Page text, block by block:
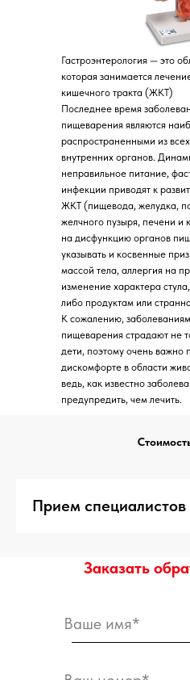
Гастроэнтерология — это
которая занимается
кишечного тракта (ЖКТ)
Последнее время
пищеварения являются
распространенными из
внутренних органов.
неправильное питание,
инфекции приводят к
ЖКТ (пищевода, желудка,
желчного пузыря, печени и
на дисфункцию органов
указывать и косвенные
массой тела, аллергия на
изменение характера
либо продуктам или
К сожалению,
пищеварения страдают не
дети, поэтому очень
дискомфорте в области
ведь, как известно
предупредить, чем лечить.
Прием специалистов
Заказать